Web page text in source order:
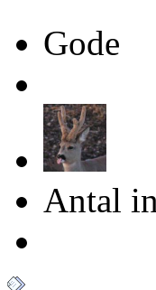
Gode
Antal